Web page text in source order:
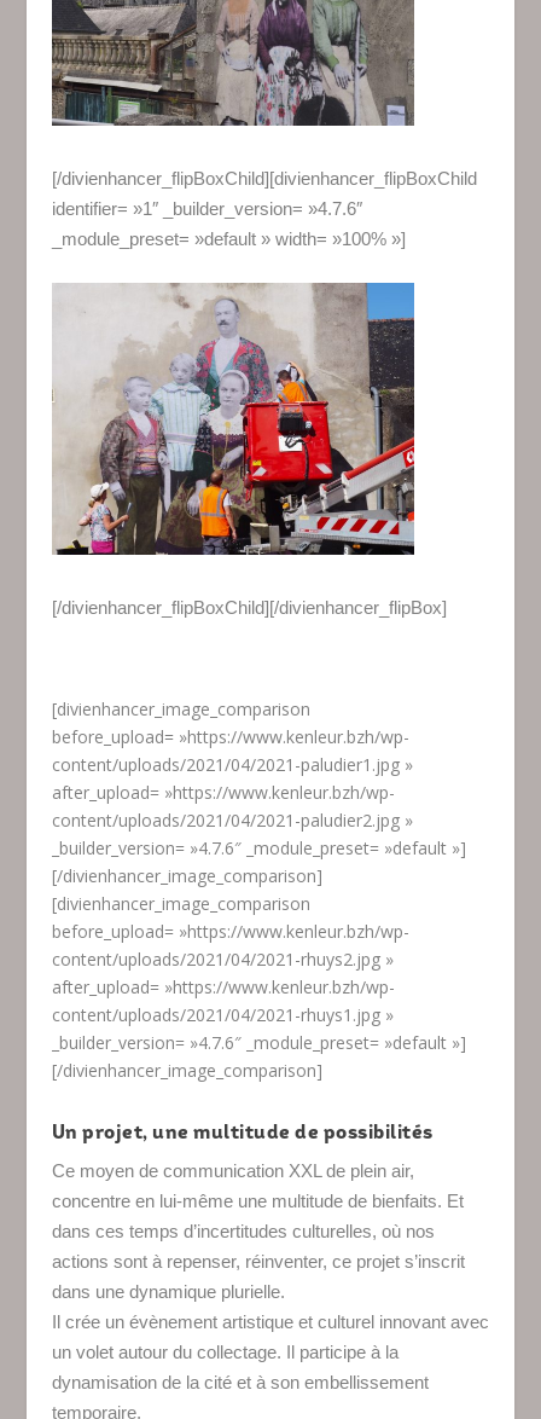
[/divienhancer_flipBoxChild][divienhancer_flipBoxChild
identifier= »1″ _builder_version= »4.7.6″
_module_preset= »default » width= »100% »]
[/divienhancer_flipBoxChild][/divienhancer_flipBox]
[divienhancer_image_comparison
before_upload= »https://www.kenleur.bzh/wp-
content/uploads/2021/04/2021-paludier1.jpg »
after_upload= »https://www.kenleur.bzh/wp-
content/uploads/2021/04/2021-paludier2.jpg »
_builder_version= »4.7.6″ _module_preset= »default »]
[/divienhancer_image_comparison]
[divienhancer_image_comparison
before_upload= »https://www.kenleur.bzh/wp-
content/uploads/2021/04/2021-rhuys2.jpg »
after_upload= »https://www.kenleur.bzh/wp-
content/uploads/2021/04/2021-rhuys1.jpg »
_builder_version= »4.7.6″ _module_preset= »default »]
[/divienhancer_image_comparison]
Un projet, une multitude de possibilités
Ce moyen de communication XXL de plein air,
concentre en lui-même une multitude de bienfaits. Et
dans ces temps d’incertitudes culturelles, où nos
actions sont à repenser, réinventer, ce projet s’inscrit
dans une dynamique plurielle.
Il crée un évènement artistique et culturel innovant avec
un volet autour du collectage. Il participe à la
dynamisation de la cité et à son embellissement
temporaire.